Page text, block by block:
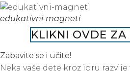
edukativni-magneti
KLIKNI OVDE ZA
Zabavite se i učite!
Neka vaše dete kroz igru